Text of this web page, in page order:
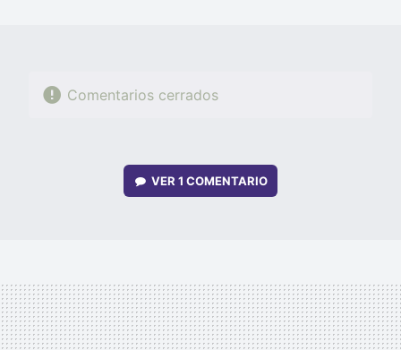
Comentarios cerrados
VER 1 COMENTARIO